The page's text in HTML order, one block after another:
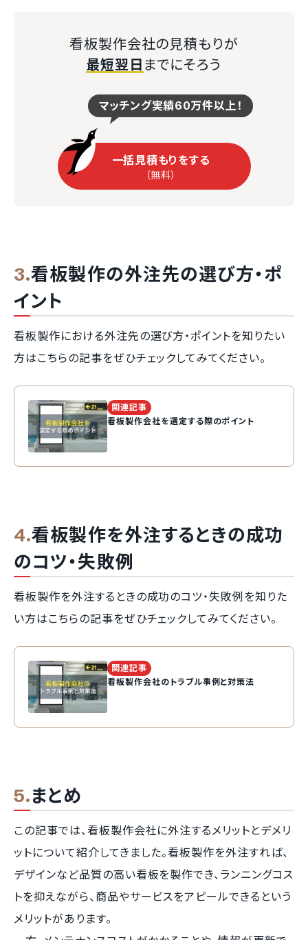
看板製作会社の見積もりが
最短翌日 までにそろう
マッチング実績60万件以上！
一括見積もりをする
（無料）
看板製作の外注先の選び方・ポ
イント
看板製作における外注先の選び方・ポイントを知りたい
方はこちらの記事をぜひチェックしてみてください。
関連記事
看板製作会社を選定する際のポイント
看板製作を外注するときの成功
のコツ・失敗例
看板製作を外注するときの成功のコツ・失敗例を知りた
い方はこちらの記事をぜひチェックしてみてください。
関連記事
看板製作会社のトラブル事例と対策法
まとめ
この記事では、看板製作会社に外注するメリットとデメリ
ットについて紹介してきました。看板製作を外注すれば、
デザインなど品質の高い看板を製作でき、ランニングコス
トを抑えながら、商品やサービスをアピールできるという
メリットがあります。